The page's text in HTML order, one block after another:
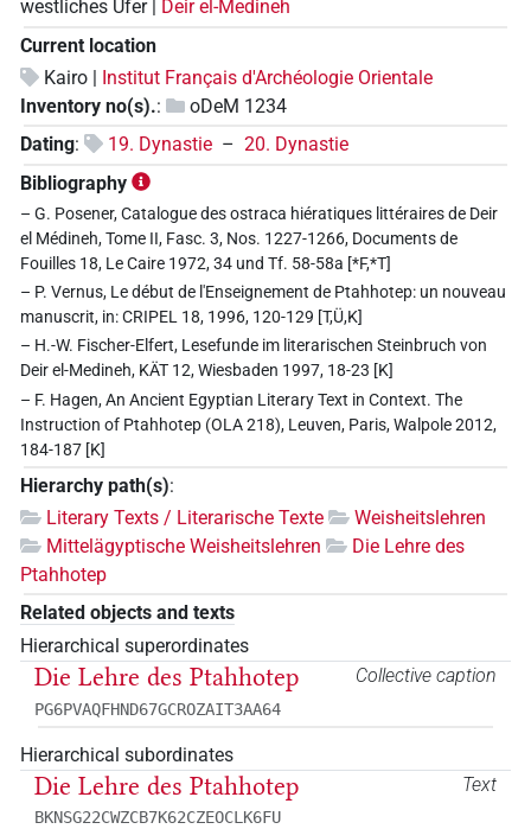
westliches Ufer |
Deir el-Medineh
Current location
Kairo | Institut Français d'Archéologie Orientale
Inventory no(s).:
oDeM 1234
Dating: 19. Dynastie – 20. Dynastie
Bibliography
– G. Posener, Catalogue des ostraca hiératiques littéraires de Deir
el Médineh, Tome II, Fasc. 3, Nos. 1227-1266, Documents de
Fouilles 18, Le Caire 1972, 34 und Tf. 58-58a [*F,*T]
– P. Vernus, Le début de l'Enseignement de Ptahhotep: un nouveau
manuscrit, in: CRIPEL 18, 1996, 120-129 [T,Ü,K]
– H.-W. Fischer-Elfert, Lesefunde im literarischen Steinbruch von
Deir el-Medineh, KÄT 12, Wiesbaden 1997, 18-23 [K]
– F. Hagen, An Ancient Egyptian Literary Text in Context. The
Instruction of Ptahhotep (OLA 218), Leuven, Paris, Walpole 2012,
184-187 [K]
Hierarchy path(s):
Literary Texts / Literarische Texte
Weisheitslehren
Mittelägyptische Weisheitslehren
Die Lehre des
Ptahhotep
Related objects and texts
Hierarchical superordinates
Collective caption
Die Lehre des Ptahhotep
PG6PVAQFHND67GCROZAIT3AA64
Hierarchical subordinates
Text
Die Lehre des Ptahhotep
BKNSG22CWZCB7K62CZEOCLK6FU